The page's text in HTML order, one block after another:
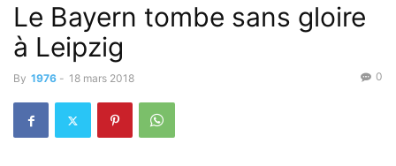
Le Bayern tombe sans gloire
à Leipzig
By 1976 - 18 mars 2018 0